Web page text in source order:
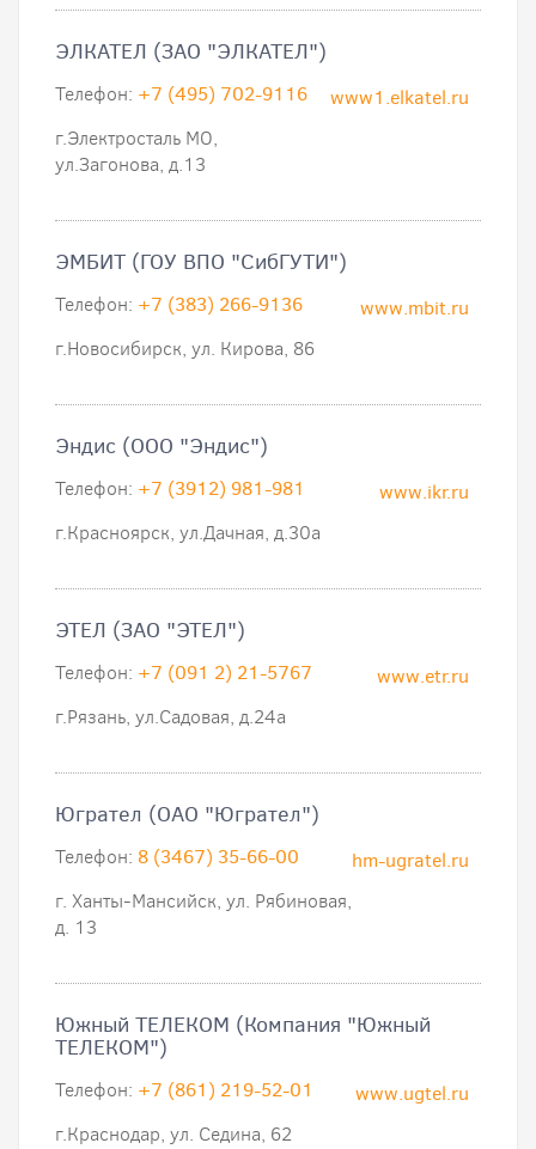
ЭЛКАТЕЛ (ЗАО "ЭЛКАТЕЛ")
www1.elkatel.ru
Телефон: +7 (495) 702-9116
г.Электросталь МО,
ул.Загонова, д.13
ЭМБИТ (ГОУ ВПО "СибГУТИ")
www.mbit.ru
Телефон: +7 (383) 266-9136
г.Новосибирск, ул. Кирова, 86
Эндис (ООО "Эндис")
www.ikr.ru
Телефон: +7 (3912) 981-981
г.Красноярск, ул.Дачная, д.30а
ЭТЕЛ (ЗАО "ЭТЕЛ")
www.etr.ru
Телефон: +7 (091 2) 21-5767
г.Рязань, ул.Садовая, д.24а
Югрател (ОАО "Югрател")
hm-ugratel.ru
Телефон: 8 (3467) 35-66-00
г. Ханты-Мансийск, ул. Рябиновая,
д. 13
Южный ТЕЛЕКОМ (Компания "Южный
ТЕЛЕКОМ")
www.ugtel.ru
Телефон: +7 (861) 219-52-01
г.Краснодар, ул. Седина, 62